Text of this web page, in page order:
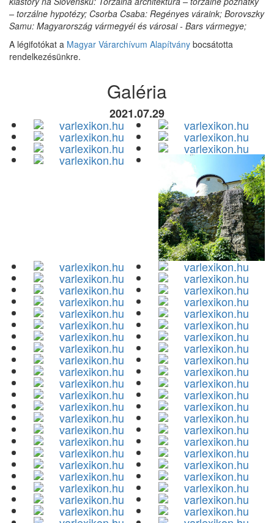
– torzálne hypotézy; Csorba Csaba: Regényes váraink; Borovszky
Samu: Magyarország vármegyéi és városai - Bars vármegye;
A légifotókat a Magyar Várarchívum Alapítvány bocsátotta
rendelkezésünkre.
Galéria
2021.07.29